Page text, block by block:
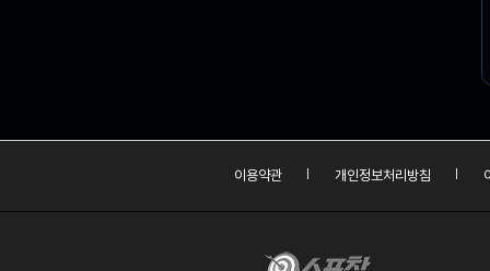
이용약관 개인정보처리방침